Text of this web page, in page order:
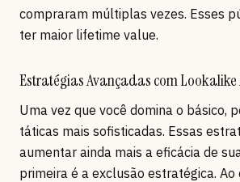
compraram múltiplas vezes. Esses
ter maior lifetime value.
Estratégias Avançadas com Lookalike
Uma vez que você domina o básico,
táticas mais sofisticadas. Essas
aumentar ainda mais a eficácia de
primeira é a exclusão estratégica. Ao